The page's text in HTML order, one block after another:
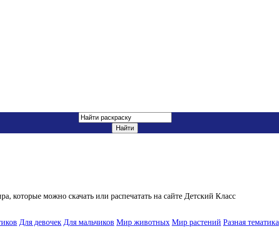
которые можно скачать или распечатать на сайте Детский Класс
Для девочек Для мальчиков Мир животных Мир растений Разная тематика